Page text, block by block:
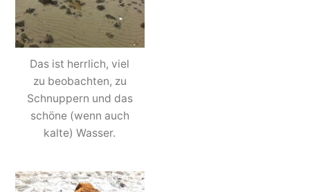
Das ist herrlich, viel
zu beobachten, zu
Schnuppern und das
schöne (wenn auch
kalte) Wasser.